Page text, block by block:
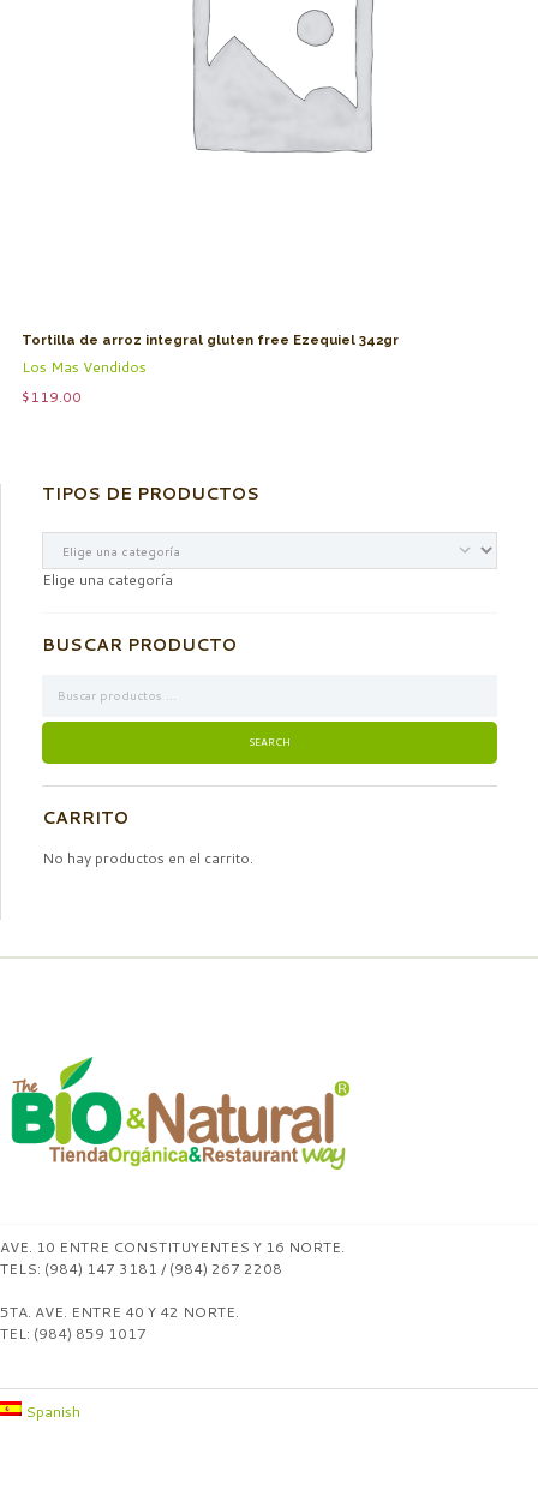
Tortilla de arroz integral gluten free Ezequiel 342gr
Los Mas Vendidos
$119.00
TIPOS DE PRODUCTOS
Elige una categoría
BUSCAR PRODUCTO
CARRITO
No hay productos en el carrito.
AVE. 10 ENTRE CONSTITUYENTES Y 16 NORTE.
TELS: (984) 147 3181 / (984) 267 2208
5TA. AVE. ENTRE 40 Y 42 NORTE.
TEL: (984) 859 1017
Spanish